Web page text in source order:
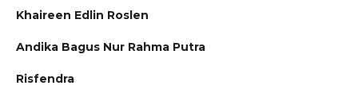
Khaireen Edlin Roslen
Andika Bagus Nur Rahma Putra
Risfendra